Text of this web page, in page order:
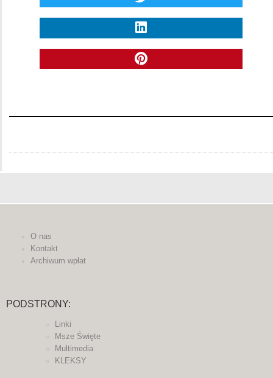
O nas
Kontakt
Archiwum wpłat
PODSTRONY:
Linki
Msze Święte
Multimedia
KLEKSY